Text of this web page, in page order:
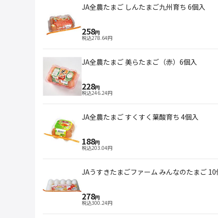
JA全農たまご しんたまご九州育ち 6個入
258円
税込278.64円
JA全農たまご 美らたまご（赤）6個入
228円
税込246.24円
JA全農たまご すくすく葉酸育ち 4個入
188円
税込203.04円
JAうすきたまごファーム みんなのたまご 10
278円
税込300.24円